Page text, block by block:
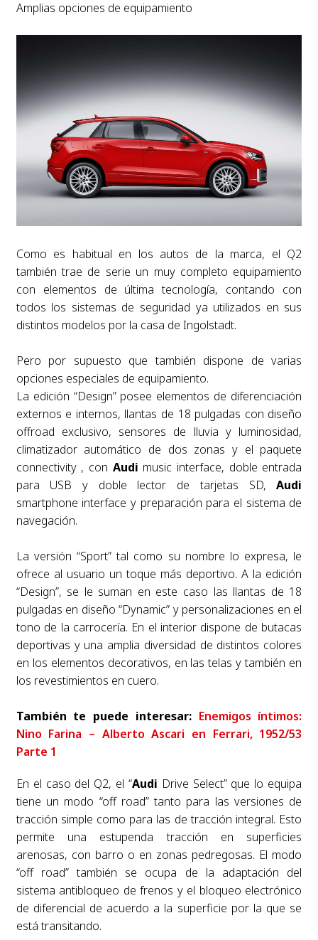
Amplias opciones de equipamiento
Como es habitual en los autos de la marca, el Q2
también trae de serie un muy completo equipamiento
con elementos de última tecnología, contando con
todos los sistemas de seguridad ya utilizados en sus
distintos modelos por la casa de Ingolstadt.
Pero por supuesto que también dispone de varias
opciones especiales de equipamiento.
La edición “Design” posee elementos de diferenciación
externos e internos, llantas de 18 pulgadas con diseño
offroad exclusivo, sensores de lluvia y luminosidad,
climatizador automático de dos zonas y el paquete
connectivity , con Audi music interface, doble entrada
para USB y doble lector de tarjetas SD,Audi
smartphone interface y preparación para el sistema de
navegación.
La versión “Sport” tal como su nombre lo expresa, le
ofrece al usuario un toque más deportivo. A la edición
“Design”, se le suman en este caso las llantas de 18
pulgadas en diseño “Dynamic” y personalizaciones en el
tono de la carrocería. En el interior dispone de butacas
deportivas y una amplia diversidad de distintos colores
en los elementos decorativos, en las telas y también en
los revestimientos en cuero.
También te puede interesar: Enemigos íntimos:
Nino Farina – Alberto Ascari en Ferrari, 1952/53
Parte 1
En el caso del Q2, el “Audi Drive Select” que lo equipa
tiene un modo “off road” tanto para las versiones de
tracción simple como para las de tracción integral. Esto
permite una estupenda tracción en superficies
arenosas, con barro o en zonas pedregosas. El modo
“off road” también se ocupa de la adaptación del
sistema antibloqueo de frenos y el bloqueo electrónico
de diferencial de acuerdo a la superficie por la que se
está transitando.